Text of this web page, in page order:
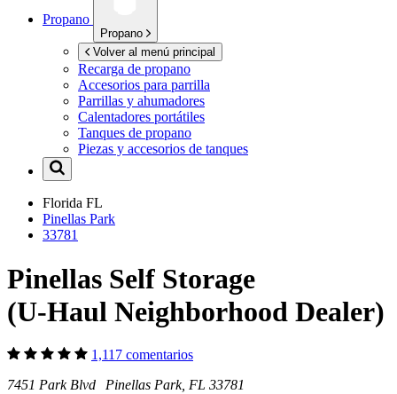
Propano
Propano
Volver al menú principal
Recarga de propano
Accesorios para parrilla
Parrillas y ahumadores
Calentadores portátiles
Tanques de propano
Piezas y accesorios de tanques
Florida FL
Pinellas Park
33781
Pinellas Self Storage
(U-Haul Neighborhood Dealer)
1,117 comentarios
7451 Park Blvd Pinellas Park, FL 33781